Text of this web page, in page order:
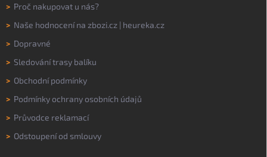
> Proč nakupovat u nás?
> Naše hodnocení na zbozi.cz | heureka.cz
> Dopravné
> Sledování trasy balíku
> Obchodní podmínky
> Podmínky ochrany osobních údajů
> Průvodce reklamací
> Odstoupení od smlouvy